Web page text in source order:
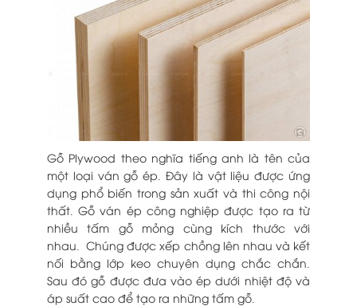
Gỗ Plywood theo nghĩa tiếng anh là tên của
một loại ván gỗ ép. Đây là vật liệu được ứng
dụng phổ biến trong sản xuất và thi công nội
thất. Gỗ ván ép công nghiệp được tạo ra từ
nhiều tấm gỗ mỏng cùng kích thước với
nhau.Chúng được xếp chồng lên nhau và kết
nối bằng lớp keo chuyên dụng chắc chắn.
Sau đó gỗ được đưa vào ép dưới nhiệt độ và
áp suất cao để tạo ra những tấm gỗ.